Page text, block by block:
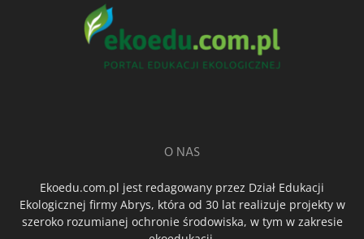
O NAS
Ekoedu.com.pl jest redagowany przez Dział Edukacji
Ekologicznej firmy Abrys, która od 30 lat realizuje projekty w
szeroko rozumianej ochronie środowiska, w tym w zakresie